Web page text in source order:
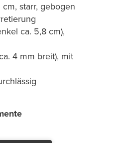
starr, gebogen
ca. 5,8 cm),
4 mm breit), mit